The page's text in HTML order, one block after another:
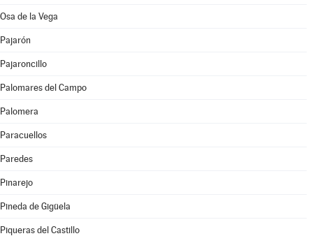
Osa de la Vega
Pajarón
Pajaroncillo
Palomares del Campo
Palomera
Paracuellos
Paredes
Pinarejo
Pineda de Gigüela
Piqueras del Castillo